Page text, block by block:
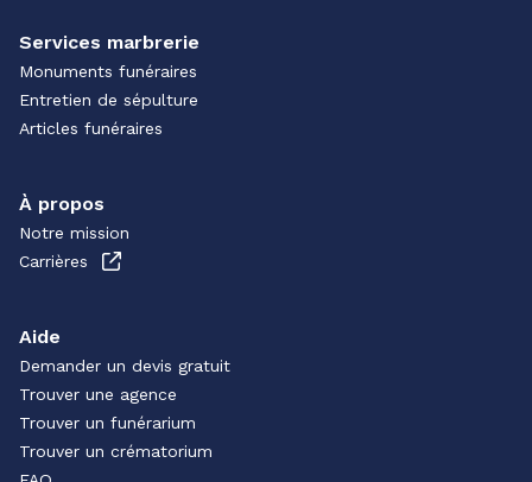
Services marbrerie
Monuments funéraires
Entretien de sépulture
Articles funéraires
À propos
Notre mission
Carrières
Aide
Demander un devis gratuit
Trouver une agence
Trouver un funérarium
Trouver un crématorium